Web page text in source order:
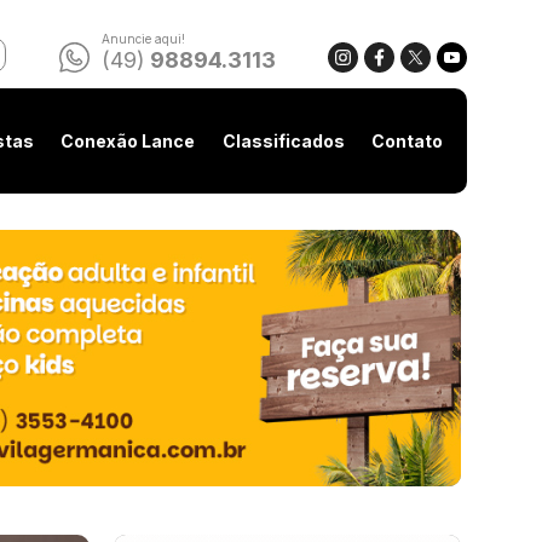
Anuncie aqui!
(49) 98894.3113
Conexão Lance Classificados Contato